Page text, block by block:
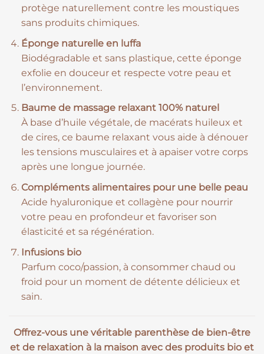
protège naturellement contre les moustiques
sans produits chimiques.
Éponge naturelle en luffa
Biodégradable et sans plastique, cette éponge
exfolie en douceur et respecte votre peau et
l’environnement.
Baume de massage relaxant 100% naturel
À base d’huile végétale, de macérats huileux et
de cires, ce baume relaxant vous aide à dénouer
les tensions musculaires et à apaiser votre corps
après une longue journée.
Compléments alimentaires pour une belle peau
Acide hyaluronique et collagène pour nourrir
votre peau en profondeur et favoriser son
élasticité et sa régénération.
Infusions bio
Parfum coco/passion, à consommer chaud ou
froid pour un moment de détente délicieux et
sain.
Offrez-vous une véritable parenthèse de bien-être
et de relaxation à la maison avec des produits bio et